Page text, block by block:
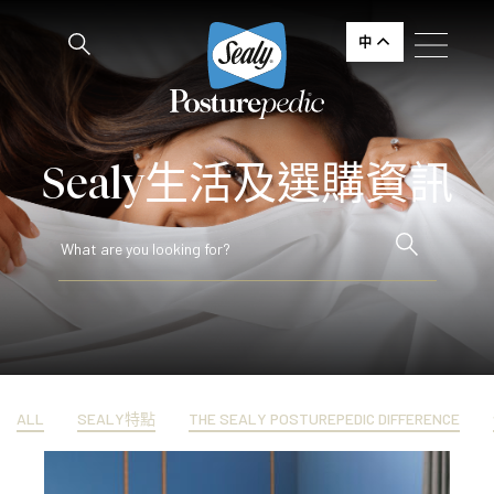
中
Sealy生活及選購資訊
ALL SEALY特點 THE SEALY POSTUREPEDIC DIFFERENCE